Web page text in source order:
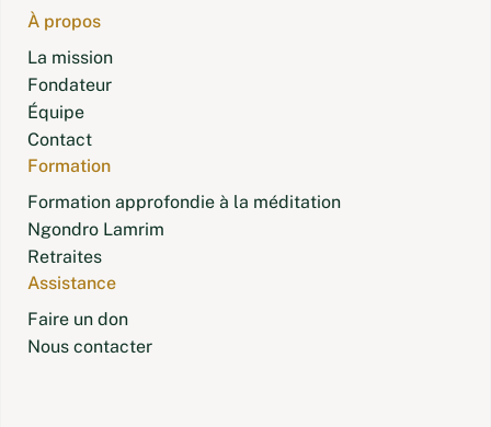
articles
À propos
La mission
Fondateur
Équipe
Contact
Formation
Formation approfondie à la méditation
Ngondro Lamrim
Retraites
Assistance
Faire un don
Nous contacter